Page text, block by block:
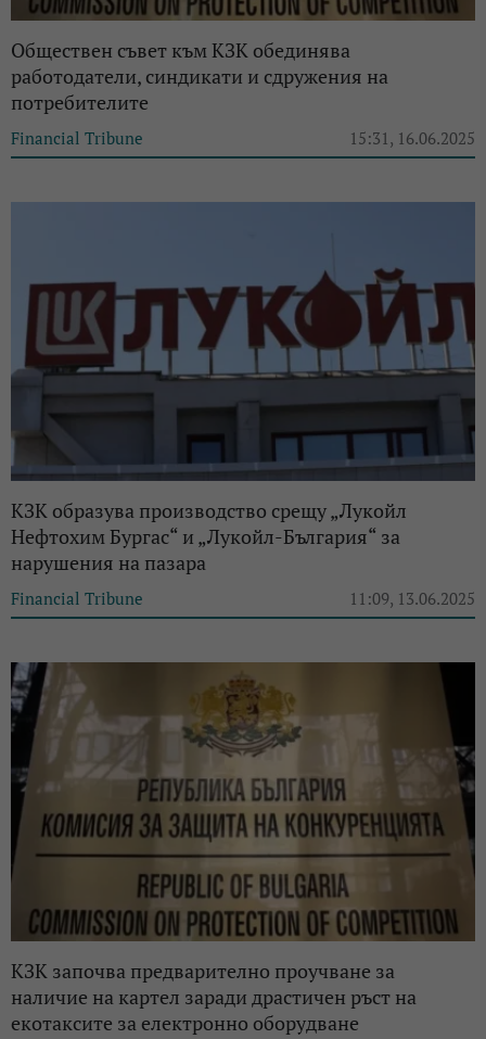
Обществен съвет към КЗК обединява
работодатели, синдикати и сдружения на
потребителите
Financial Tribune 15:31, 16.06.2025
КЗК образува производство срещу „Лукойл
Нефтохим Бургас“ и „Лукойл-България“ за
нарушения на пазара
Financial Tribune 11:09, 13.06.2025
КЗК започва предварително проучване за
наличие на картел заради драстичен ръст на
екотаксите за електронно оборудване